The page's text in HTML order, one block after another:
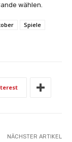
wählen.
Spiele
NÄCHSTER ARTIKEL